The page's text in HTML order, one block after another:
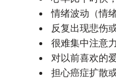
情绪波动（情
反复出现悲伤
很难集中注意力
对以前喜欢的
担心癌症扩散